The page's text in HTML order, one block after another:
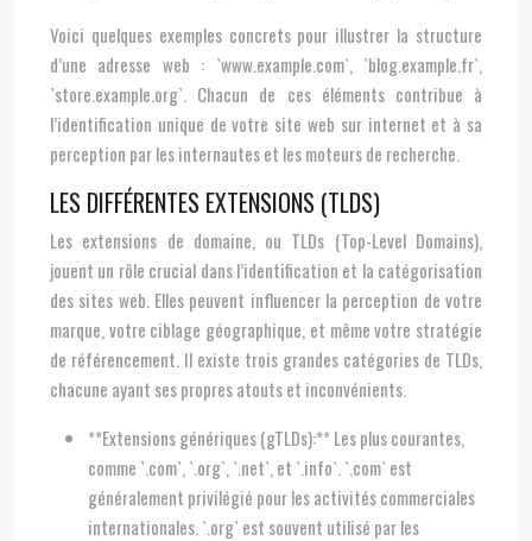
Voici quelques exemples concrets pour illustrer la structure
d’une adresse web : `www.example.com`, `blog.example.fr`,
`store.example.org`. Chacun de ces éléments contribue à
l’identification unique de votre site web sur internet et à sa
perception par les internautes et les moteurs de recherche.
LES DIFFÉRENTES EXTENSIONS (TLDS)
Les extensions de domaine, ou TLDs (Top-Level Domains),
jouent un rôle crucial dans l’identification et la catégorisation
des sites web. Elles peuvent influencer la perception de votre
marque, votre ciblage géographique, et même votre stratégie
de référencement. Il existe trois grandes catégories de TLDs,
chacune ayant ses propres atouts et inconvénients.
**Extensions génériques (gTLDs):** Les plus courantes,
comme `.com`, `.org`, `.net`, et `.info`. `.com` est
généralement privilégié pour les activités commerciales
internationales. `.org` est souvent utilisé par les